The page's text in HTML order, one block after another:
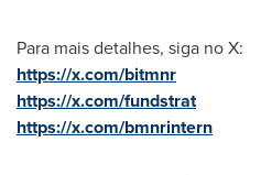
Para mais detalhes, siga no X:
https://x.com/bitmnr
https://x.com/fundstrat
https://x.com/bmnrintern